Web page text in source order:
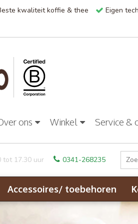
kwaliteit koffie & thee Eigen
ons Winkel Service &
tot 17.30 uur 0341-268235
Accessoires/ toebehoren